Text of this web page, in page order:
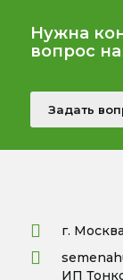
Нужна
вопрос
Задать
г.
ИП